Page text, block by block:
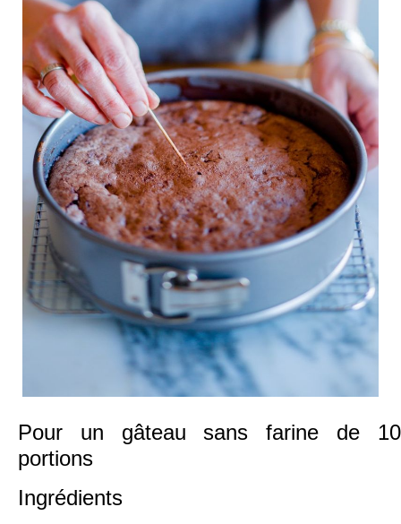
Pour un gâteau sans farine de 10
portions
Ingrédients